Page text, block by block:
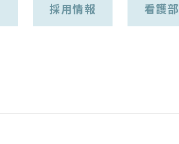
採用情報 看護部